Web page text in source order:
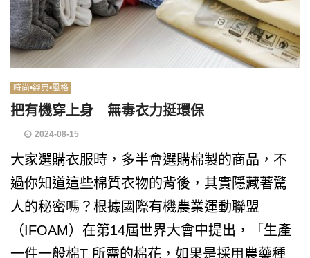
時尚•經典•風格
把有機穿上身 無毒衣力挺環保
2024-08-15
大家選購衣服時，多半會選購棉製的商品，不
過你知道這些棉質衣物的背後，其實隱藏著驚
人的秘密嗎？根據國際有機農業運動聯盟
（IFOAM）在第14屆世界大會中提出，「生產
一件一般棉T 所需的棉花，如果是採用農藥種